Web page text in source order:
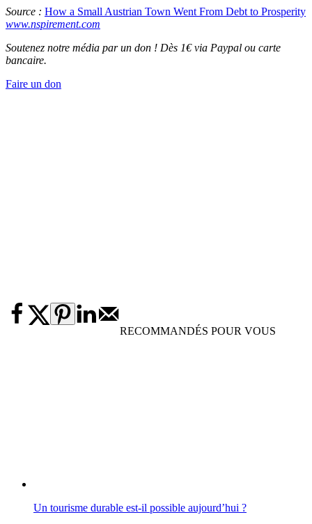
Source : How a Small Austrian Town Went From Debt to Prosperity
www.nspirement.com
Soutenez notre média par un don ! Dès 1€ via Paypal ou carte
bancaire.
Faire un don
RECOMMANDÉS POUR VOUS
Un tourisme durable est-il possible aujourd’hui ?